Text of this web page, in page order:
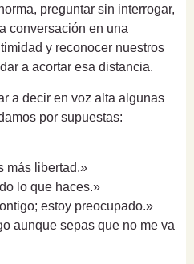
preguntar sin interrogar,
conversación en una
y reconocer nuestros
a acortar esa distancia.
a decir en voz alta algunas
por supuestas:
más libertad.»
lo que haces.»
estoy preocupado.»
aunque sepas que no me va